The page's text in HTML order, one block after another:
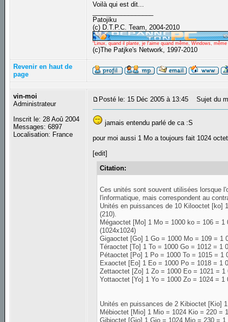
Voilà qui est dit...
Patojiku
(c) D.T.P.C. Team, 2004-2010
"Linux, quand il plante, je l'aime quand même, Windows,
(c)The Patjke's Network, 1997-2010
Revenir en haut de
page
vin-moi
Administrateur
Inscrit le: 28 Aoû 2004
Messages: 6897
Localisation: France
Posté le: 15 Déc 2005 à 13:45 Sujet du
jamais entendu parlé de ca :S
pour moi aussi 1 Mo a toujours fait 1024
[edit]
Citation:
Ces unités sont souvent utilisées lorsque
l'informatique, mais correspondent au
Unités en puissances de 10 Kilooctet [ko]
(210).
Mégaoctet [Mo] 1 Mo = 1000 ko = 106 =
(1024x1024)
Gigaoctet [Go] 1 Go = 1000 Mo = 109 = 1
Téraoctet [To] 1 To = 1000 Go = 1012 = 1
Pétaoctet [Po] 1 Po = 1000 To = 1015 = 1
Exaoctet [Eo] 1 Eo = 1000 Po = 1018 = 1
Zettaoctet [Zo] 1 Zo = 1000 Eo = 1021 =
Yottaoctet [Yo] 1 Yo = 1000 Zo = 1024 =
Unités en puissances de 2 Kibioctet [Kio]
Mébioctet [Mio] 1 Mio = 1024 Kio = 220 =
Gibioctet [Gio] 1 Gio = 1024 Mio = 230 =